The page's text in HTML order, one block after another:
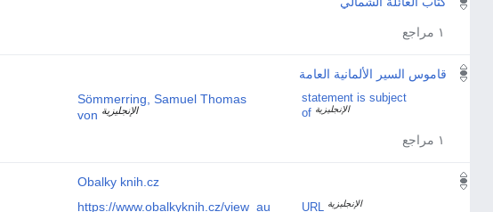
١ مراجع
قاموس السير الألمانية العامة
statement is subject
of الإنجليزية
Sömmerring, Samuel Thomas
von الإنجليزية
١ مراجع
Obalky knih.cz
URL الإنجليزية https://www.obalkyknih.cz/view_au